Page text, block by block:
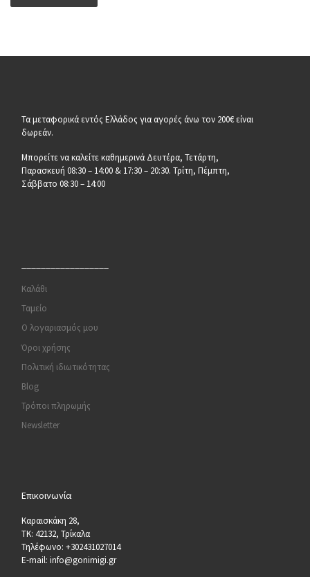
Τα μεταφορικά εντός Ελλάδος για αγορές άνω τον 200€ είναι
δωρεάν.
Μπορείτε να καλείτε καθημερινά Δευτέρα, Τετάρτη,
Παρασκευή 08:30 – 14:00 & 17:30 – 20:30. Τρίτη, Πέμπτη,
Σάββατο 08:30 – 14:00
Καλάθι
Ταμείο
Ο λογαριασμός μου
Όροι χρήσης
Πολιτική ιδιωτικότητας
Blog
Τρόποι πληρωμής
Newsletter
Επικοινωνία
Καραισκάκη 28,
ΤΚ: 42132, Τρίκαλα
Τηλέφωνο: +302431027014
E-mail: info@gonimigi.gr